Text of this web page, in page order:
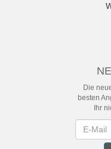
Die
besten
Ihr